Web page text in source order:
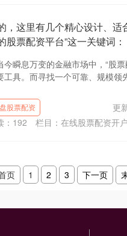
，这里有几个精心设计、适
股票配资平台”这一关键词：
今瞬息万变的金融市场中，“股
工具。而寻找一个可靠、规模
股票配资 更
： 192 栏目： 在线股票配资开户
页 1 2 3 下一页